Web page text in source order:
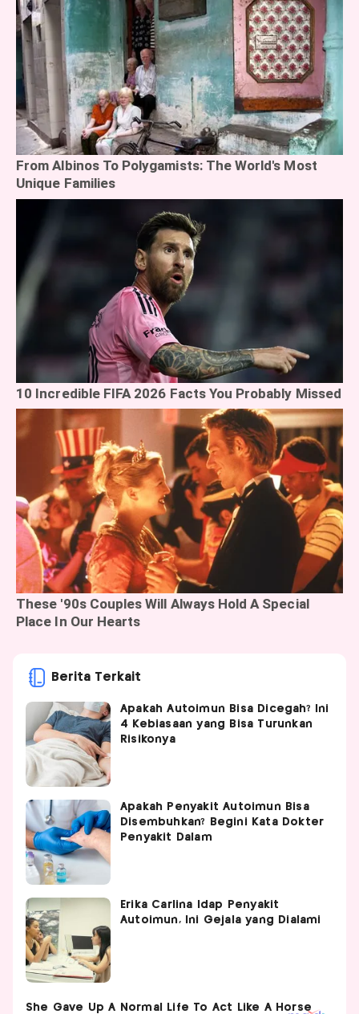
Berita Terkait
Apakah Autoimun Bisa Dicegah? Ini
4 Kebiasaan yang Bisa Turunkan
Risikonya
Apakah Penyakit Autoimun Bisa
Disembuhkan? Begini Kata Dokter
Penyakit Dalam
Erika Carlina Idap Penyakit
Autoimun, Ini Gejala yang Dialami